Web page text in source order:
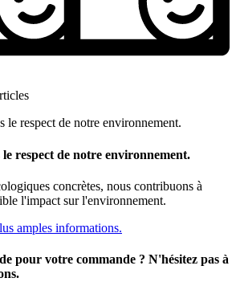
respect de notre environnement.
concrètes, nous contribuons à
l'impact sur l'environnement.
amples informations.
pour votre commande ? N'hésitez pas à